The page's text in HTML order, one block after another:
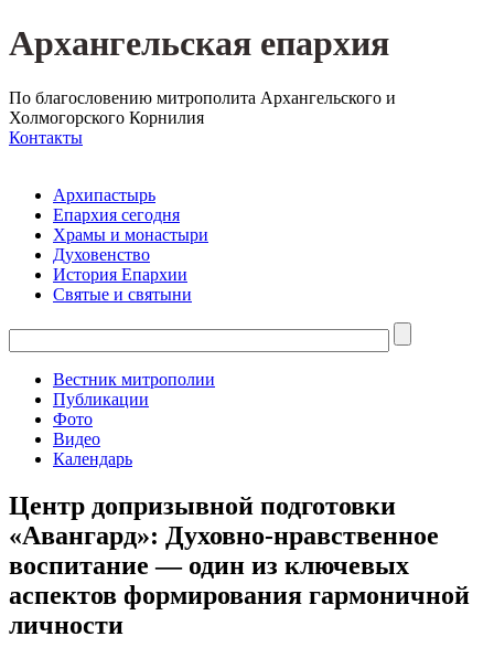
Архангельская епархия
По благословению митрополита Архангельского и
Холмогорского Корнилия
Контакты
Архипастырь
Епархия сегодня
Храмы и монастыри
Духовенство
История Епархии
Святые и святыни
Вестник митрополии
Публикации
Фото
Видео
Календарь
Центр допризывной подготовки
«Авангард»: Духовно-нравственное
воспитание — один из ключевых
аспектов формирования гармоничной
личности